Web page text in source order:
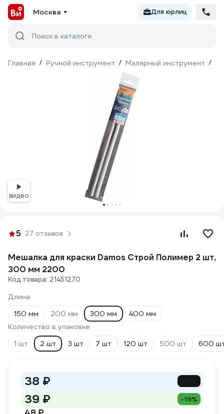
Москва Для юрлиц
Поиск в каталоге
Главная / Ручной инструмент / Малярный инструмент /
видео
5 27 отзывов
Мешалка для краски Damos Строй Полимер 2 шт,
300 мм 2200
Код товара: 21451270
Длина
150 мм
200 мм 300 мм
400 мм
Количество в упаковке
1 шт
2 шт 3 шт 7 шт 120 шт 500 шт 600
38 ₽
39 ₽ -19%